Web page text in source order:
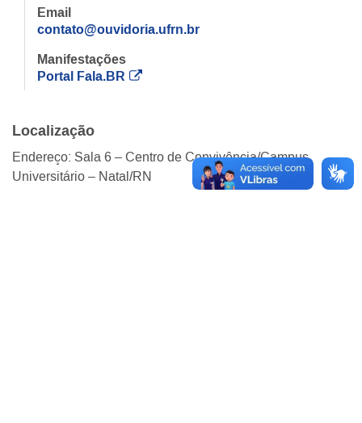
Email
contato@ouvidoria.ufrn.br
Manifestações
Portal Fala.BR
Localização
Endereço: Sala 6 – Centro de Convivência/Campus
Universitário – Natal/RN